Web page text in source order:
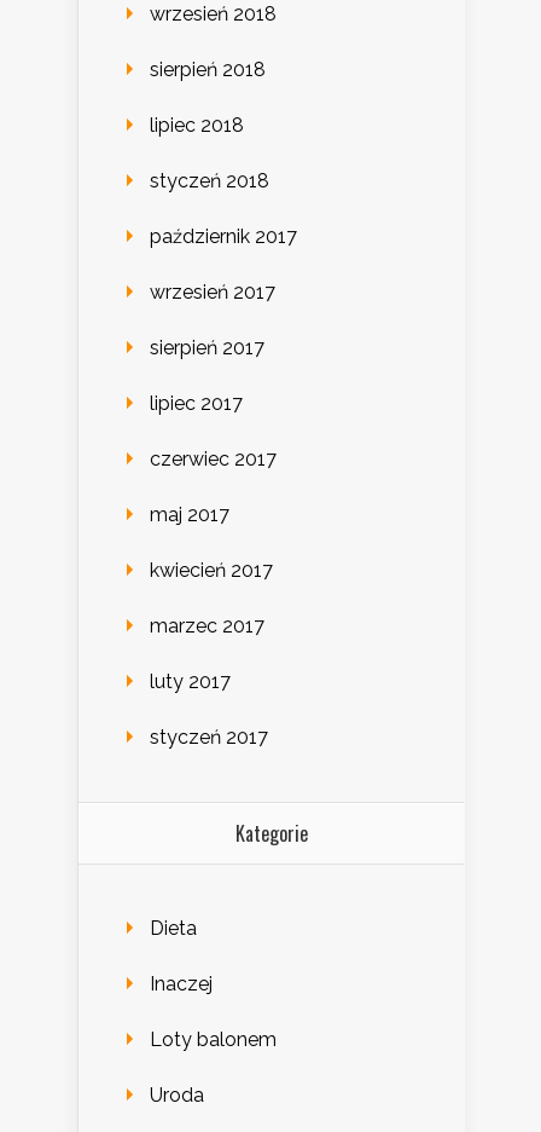
wrzesień 2018
sierpień 2018
lipiec 2018
styczeń 2018
październik 2017
wrzesień 2017
sierpień 2017
lipiec 2017
czerwiec 2017
maj 2017
kwiecień 2017
marzec 2017
luty 2017
styczeń 2017
Kategorie
Dieta
Inaczej
Loty balonem
Uroda